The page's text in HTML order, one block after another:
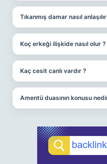
Tıkanmış damar nasıl
Koç erkeği ilişkide nasıl olur ?
Kaç cesit canlı vardır ?
Amentü duasının konusu